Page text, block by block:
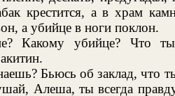
крестится, а в храм
а убийце в ноги поклон.
Какому убийце? Что
Бьюсь об заклад, что
Алеша, ты всегда